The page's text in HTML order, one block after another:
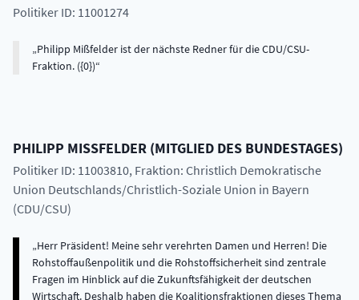
Politiker ID: 11001274
Philipp Mißfelder ist der nächste Redner für die CDU/CSU-
Fraktion. ({0})
PHILIPP MISSFELDER (MITGLIED DES BUNDESTAGES)
Politiker ID: 11003810, Fraktion: Christlich Demokratische
Union Deutschlands/Christlich-Soziale Union in Bayern
(CDU/CSU)
Herr Präsident! Meine sehr verehrten Damen und Herren! Die
Rohstoffaußenpolitik und die Rohstoffsicherheit sind zentrale
Fragen im Hinblick auf die Zukunftsfähigkeit der deutschen
Wirtschaft. Deshalb haben die Koalitionsfraktionen dieses Thema